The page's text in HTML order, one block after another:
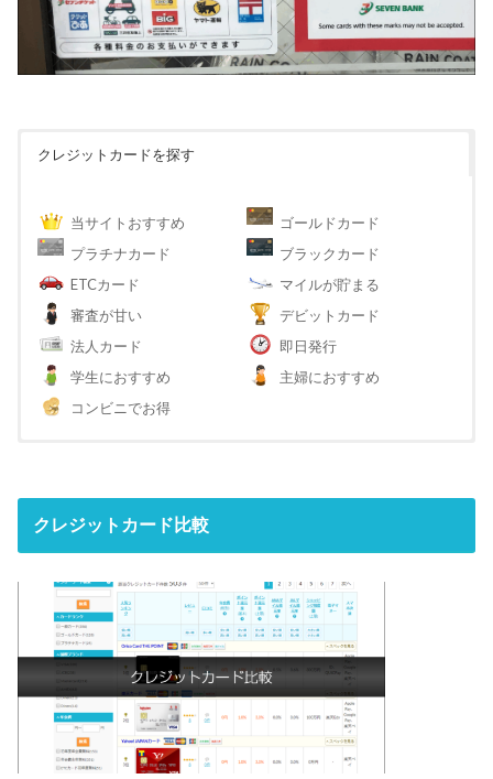
クレジットカードを探す
当サイトおすすめ
ゴールドカード
プラチナカード
ブラックカード
ETCカード
マイルが貯まる
審査が甘い
デビットカード
法人カード
即日発行
学生におすすめ
主婦におすすめ
コンビニでお得
クレジットカード比較